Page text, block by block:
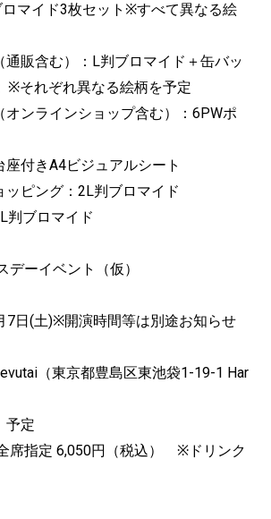
ロマイド3枚セット※すべて異なる絵
通販含む）：L判ブロマイド＋缶バッ
※それぞれ異なる絵柄を予定
オンラインショップ含む）：6PWポ
付きA4ビジュアルシート
ッピング：2L判ブロマイド
判ブロマイド
ーイベント（仮）
7日(土)※開演時間等は別途お知らせ
（東京都豊島区東池袋1-19-1 Har
予定
席指定 6,050円（税込） ※ドリンク